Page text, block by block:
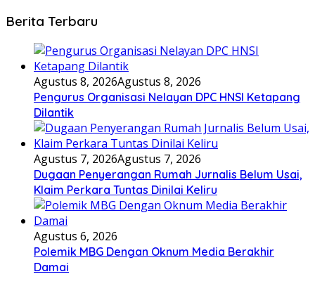
Berita Terbaru
Agustus 8, 2026Agustus 8, 2026
Pengurus Organisasi Nelayan DPC HNSI Ketapang
Dilantik
Agustus 7, 2026Agustus 7, 2026
Dugaan Penyerangan Rumah Jurnalis Belum Usai,
Klaim Perkara Tuntas Dinilai Keliru
Agustus 6, 2026
Polemik MBG Dengan Oknum Media Berakhir
Damai